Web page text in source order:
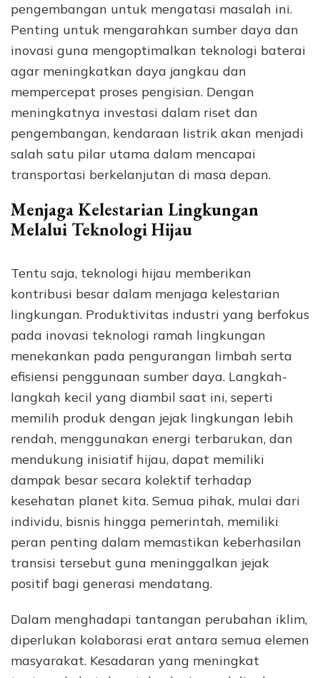
pengembangan untuk mengatasi masalah ini.
Penting untuk mengarahkan sumber daya dan
inovasi guna mengoptimalkan teknologi baterai
agar meningkatkan daya jangkau dan
mempercepat proses pengisian. Dengan
meningkatnya investasi dalam riset dan
pengembangan, kendaraan listrik akan menjadi
salah satu pilar utama dalam mencapai
transportasi berkelanjutan di masa depan.
Menjaga Kelestarian Lingkungan
Melalui Teknologi Hijau
Tentu saja, teknologi hijau memberikan
kontribusi besar dalam menjaga kelestarian
lingkungan. Produktivitas industri yang berfokus
pada inovasi teknologi ramah lingkungan
menekankan pada pengurangan limbah serta
efisiensi penggunaan sumber daya. Langkah-
langkah kecil yang diambil saat ini, seperti
memilih produk dengan jejak lingkungan lebih
rendah, menggunakan energi terbarukan, dan
mendukung inisiatif hijau, dapat memiliki
dampak besar secara kolektif terhadap
kesehatan planet kita. Semua pihak, mulai dari
individu, bisnis hingga pemerintah, memiliki
peran penting dalam memastikan keberhasilan
transisi tersebut guna meninggalkan jejak
positif bagi generasi mendatang.
Dalam menghadapi tantangan perubahan iklim,
diperlukan kolaborasi erat antara semua elemen
masyarakat. Kesadaran yang meningkat